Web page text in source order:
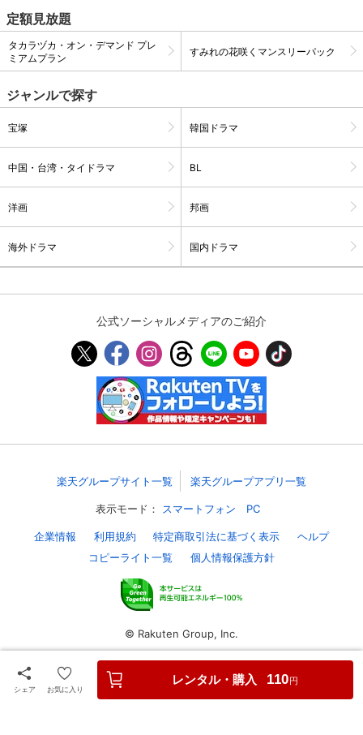
購入明細 ４ヵ月分の購入明細の確認が可能です。
現在獲得済みのお得なクーポンを確認でき
ます。
購入履歴
レンタル、購入、定額見放題の購入履歴の
確認が可能です。こちらから視聴いただく
と便利です。
お気に入り
す。お気に入りに追加した作品の削除も可
能です。
の削除も可能です。
視聴年齢制限
能です。5段階の年齢区分から選択できま
す。
視聴デバイス一覧
スマホなどでRakuten TVを視聴する際のデ
バイス連携の設定ができます。
視聴年齢制限の変更時にパスコード入力が
す。
メルマガの配信停止、配信先のメールアド
可能です。
ログアウト
シェア お気に入り
レンタル・購入 110 円
定額見放題
タカラヅカ・オン・デマンド プレ
ミアムプラン
すみれの花咲くマンスリーパック
ジャンルで探す
宝塚 韓国ドラマ
中国・台湾・タイドラマ BL
洋画 邦画
海外ドラマ 国内ドラマ
公式ソーシャルメディアのご紹介
楽天グループサイト一覧 楽天グループアプリ一覧
表示モード： スマートフォン PC
企業情報 利用規約 特定商取引法に基づく表示
ヘルプ
コピーライト一覧
個人情報保護方針
© Rakuten Group, Inc.